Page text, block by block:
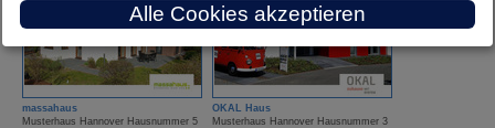
massahaus
Musterhaus Hannover Hausnummer 5
OKAL Haus
Musterhaus Hannover Hausnummer 3
Alle Cookies akzeptieren